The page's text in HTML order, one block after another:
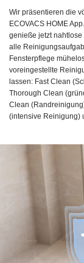
Wir präsentieren die
ECOVACS HOME
genieße jetzt
alle
Fensterpflege
voreingestellte
lassen: Fast Clean
Thorough Clean
Clean
(intensive Reinigung)